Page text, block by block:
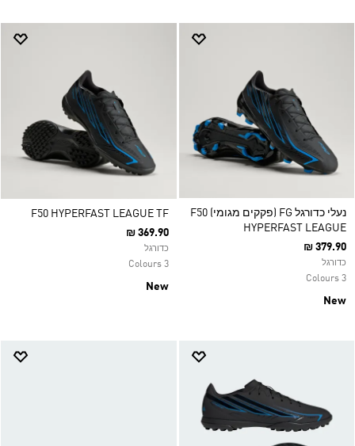
נעלי כדורגל FG (פקקים מגומי) F50
HYPERFAST LEAGUE
₪ 379.90
כדורגל
3 Colours
New
F50 HYPERFAST LEAGUE TF
₪ 369.90
כדורגל
3 Colours
New